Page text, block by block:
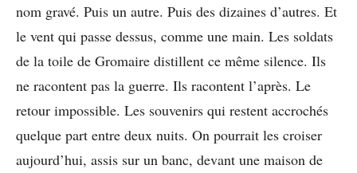
nom gravé. Puis un autre. Puis des dizaines d’autres. Et
le vent qui passe dessus, comme une main. Les soldats
de la toile de Gromaire distillent ce même silence. Ils
ne racontent pas la guerre. Ils racontent l’après. Le
retour impossible. Les souvenirs qui restent accrochés
quelque part entre deux nuits. On pourrait les croiser
aujourd’hui, assis sur un banc, devant une maison de